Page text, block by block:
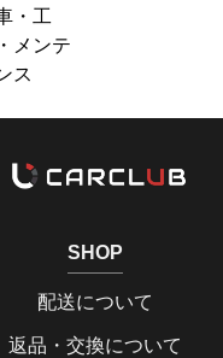
・工
メンテ
ス
SHOP
配送について
返品・交換について